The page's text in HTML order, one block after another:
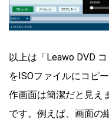
以上は「Leawo DVD
をISOファイルにコピ
作画面は簡潔だと見え
です。例えば、画面の